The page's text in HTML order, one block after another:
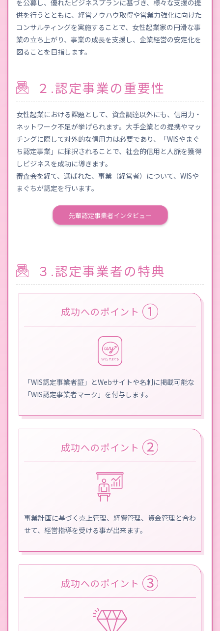
を公募し、優れたビジネスプランに基づき、様々な支援の提
供を行うとともに、経営ノウハウ取得や営業力強化に向けた
コンサルティングを実施することで、女性起業家の円滑な事
業の立ち上がり、事業の成長を支援し、企業経営の安定化を
図ることを目指します。
２.認定事業の重要性
女性起業における課題として、資金調達以外にも、信用力・
ネットワーク不足が挙げられます。大手企業との提携やマッ
チングに際して対外的な信用力は必要であり、「WISやまぐ
ち認定事業」に採択されることで、社会的信用と人脈を獲得
しビジネスを成功に導きます。
審査会を経て、選ばれた、事業（経営者）について、WISや
まぐちが認定を行います。
先輩認定事業者インタビュー
３.認定事業者の特典
成功へのポイント ①
「WIS認定事業者証」とWebサイトや名刺に掲載可能な
「WIS認定事業者マーク」を付与します。
成功へのポイント ②
事業計画に基づく売上管理、経費管理、資金管理と合わ
せて、経営指導を受ける事が出来ます。
成功へのポイント ③